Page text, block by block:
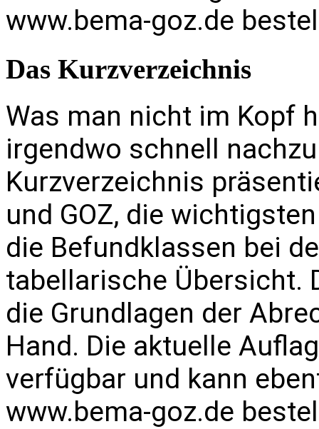
www.bema-goz.de
Das Kurzverzeichnis
Was man nicht im Kopf
irgendwo schnell
Kurzverzeichnis
und GOZ, die
die Befundklassen bei
tabellarische Übersicht.
die Grundlagen der
Hand. Die aktuelle
verfügbar und kann
www.bema-goz.de